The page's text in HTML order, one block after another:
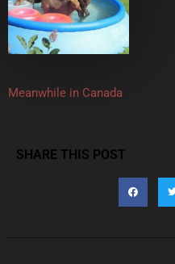
Meanwhile in Canada
SHARE THIS POST